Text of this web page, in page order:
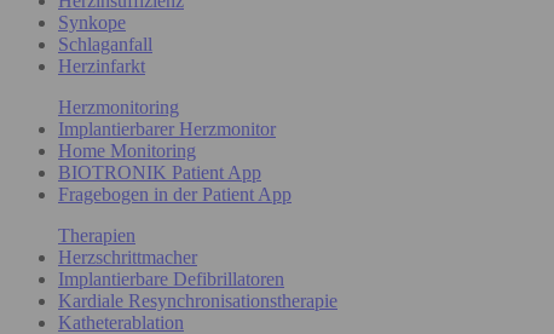
Synkope
Schlaganfall
Herzinfarkt
Herzmonitoring
Implantierbarer Herzmonitor
Home Monitoring
BIOTRONIK Patient App
Fragebogen in der Patient App
Therapien
Herzschrittmacher
Implantierbare Defibrillatoren
Kardiale Resynchronisationstherapie
Katheterablation